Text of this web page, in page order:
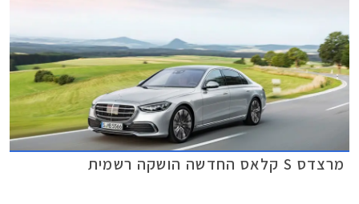
מרצדס S קלאס החדשה הושקה רשמית